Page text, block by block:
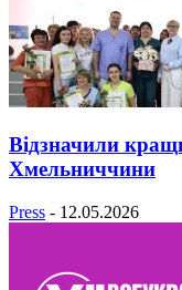
Відзначили
Хмельниччини
Press - 12.05.2026